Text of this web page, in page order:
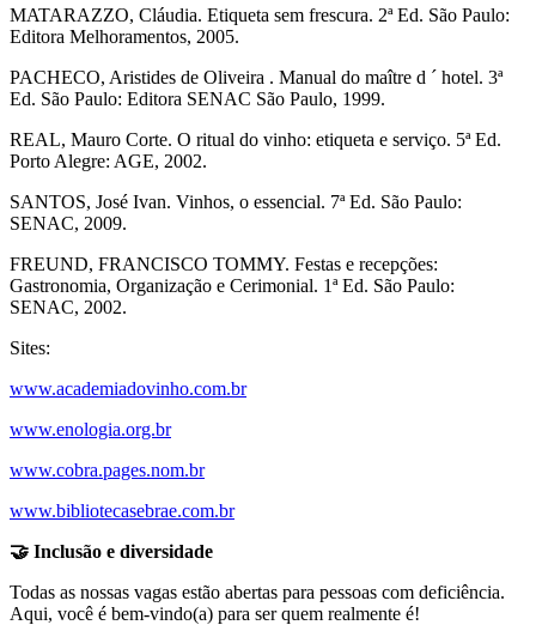
MATARAZZO, Cláudia. Etiqueta sem frescura. 2ª Ed. São Paulo:
Editora Melhoramentos, 2005.
PACHECO, Aristides de Oliveira . Manual do maître d ´ hotel. 3ª
Ed. São Paulo: Editora SENAC São Paulo, 1999.
REAL, Mauro Corte. O ritual do vinho: etiqueta e serviço. 5ª Ed.
Porto Alegre: AGE, 2002.
SANTOS, José Ivan. Vinhos, o essencial. 7ª Ed. São Paulo:
SENAC, 2009.
FREUND, FRANCISCO TOMMY. Festas e recepções:
Gastronomia, Organização e Cerimonial. 1ª Ed. São Paulo:
SENAC, 2002.
Sites:
www.academiadovinho.com.br
www.enologia.org.br
www.cobra.pages.nom.br
www.bibliotecasebrae.com.br
🤝 Inclusão e diversidade
Todas as nossas vagas estão abertas para pessoas com deficiência.
Aqui, você é bem-vindo(a) para ser quem realmente é!